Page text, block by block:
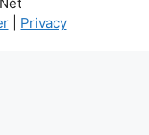
| Privacy